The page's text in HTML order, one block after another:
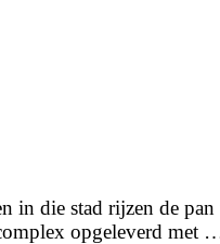
die stad rijzen de
opgeleverd met